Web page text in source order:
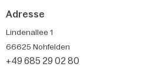
Adresse
Lindenallee 1
66625 Nohfelden
+49 685 29 02 80